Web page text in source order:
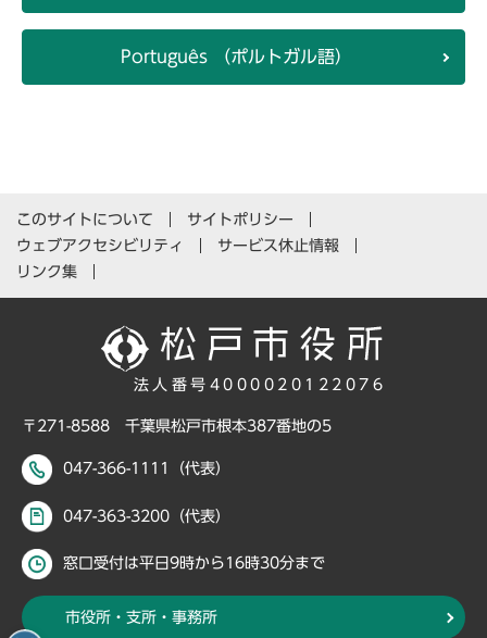
Português （ポルトガル語）
このサイトについて
サイトポリシー
ウェブアクセシビリティ
サービス休止情報
リンク集
法人番号4000020122076
〒271-8588 千葉県松戸市根本387番地の5
047-366-1111（代表）
047-363-3200（代表）
窓口受付は平日9時から16時30分まで
市役所・支所・事務所